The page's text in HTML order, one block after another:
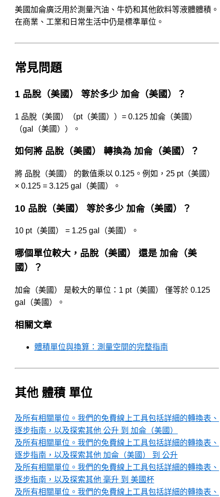
美國加侖廣泛用於測量汽油、牛奶和其他飲料等液體體積。
在商業、工業和日常生活中仍是標準單位。
常見問題
1 品脫（美國） 等於多少 加侖（美國）？
1 品脫（美國）（pt（美國））= 0.125 加侖（美國）
（gal（美國））。
如何將 品脫（美國） 轉換為 加侖（美國）？
將 品脫（美國） 的數值乘以 0.125。例如，25 pt（美國）
× 0.125 = 3.125 gal（美國）。
10 品脫（美國） 等於多少 加侖（美國）？
10 pt（美國） = 1.25 gal（美國）。
哪個單位較大，品脫（美國） 還是 加侖（美
國）？
加侖（美國） 是較大的單位：1 pt（美國） 僅等於 0.125
gal（美國）。
相關文章
體積單位與換算：測量空間的完整指南
其他 體積 單位
及所有相關單位。我們的免費線上工具包括詳細的轉換表、
逐步指南，以及探索其他 公升 到 加侖（美國）
及所有相關單位。我們的免費線上工具包括詳細的轉換表、
逐步指南，以及探索其他 加侖（美國） 到 公升
及所有相關單位。我們的免費線上工具包括詳細的轉換表、
逐步指南，以及探索其他 毫升 到 美國杯
及所有相關單位。我們的免費線上工具包括詳細的轉換表、